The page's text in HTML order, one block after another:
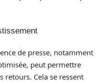
de presse, notamment
peut permettre
retours. Cela se ressent